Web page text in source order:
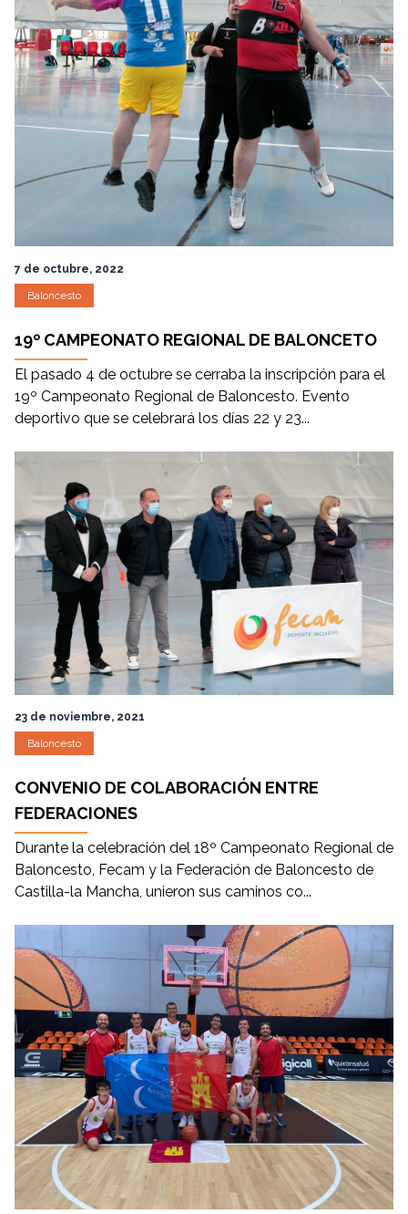
7 de octubre, 2022
Baloncesto
19º CAMPEONATO REGIONAL DE BALONCETO
El pasado 4 de octubre se cerraba la inscripción para el
19º Campeonato Regional de Baloncesto. Evento
deportivo que se celebrará los días 22 y 23...
23 de noviembre, 2021
Baloncesto
CONVENIO DE COLABORACIÓN ENTRE
FEDERACIONES
Durante la celebración del 18º Campeonato Regional de
Baloncesto, Fecam y la Federación de Baloncesto de
Castilla-la Mancha, unieron sus caminos co...